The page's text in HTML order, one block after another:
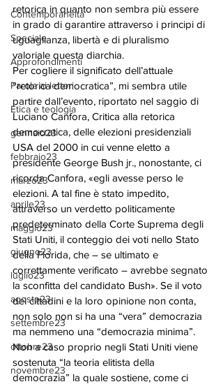
Contemporaneità
Speciale
Approfondimenti
Parola ai lettori
Etica e teologia
gennaio23
febbraio23
marzo23
aprile23
maggio23
giugno23
luglio23
agosto23
settembre23
ottobre23
novembre23
retorica in quanto non sembra più essere
in grado di garantire attraverso i principi di
uguaglianza, libertà e di pluralismo
valoriale questa diarchia.
Per cogliere il significato dell’attuale
“retorica democratica”, mi sembra utile
partire dall’evento, riportato nel saggio di
Luciano Canfora, Critica alla retorica
democratica, delle elezioni presidenziali
USA del 2000 in cui venne eletto a
presidente George Bush jr., nonostante, ci
ricorda Canfora, «egli avesse perso le
elezioni. A tal fine è stato impedito,
attraverso un verdetto politicamente
predeterminato della Corte Suprema degli
Stati Uniti, il conteggio dei voti nello Stato
della Florida, che – se ultimato e
correttamente verificato – avrebbe segnato
la sconfitta del candidato Bush». Se il voto
dei cittadini e la loro opinione non conta,
non solo non si ha una “vera” democrazia
ma nemmeno una “democrazia minima”.
Non a caso proprio negli Stati Uniti viene
sostenuta “la teoria elitista della
democrazia” la quale sostiene, come ci